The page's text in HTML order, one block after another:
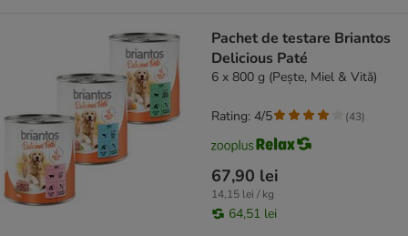
Pachet de testare Briantos
Delicious Paté
6 x 800 g (Pește, Miel & Vită)
67,90 lei
14,15 lei / kg
64,51 lei
Rating: 4/5 (43)